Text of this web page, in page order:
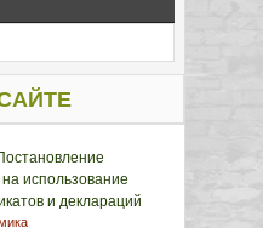
использование
и деклараций